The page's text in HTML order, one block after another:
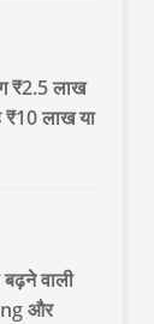
₹2.5 लाख
₹10 लाख या
वाली
और